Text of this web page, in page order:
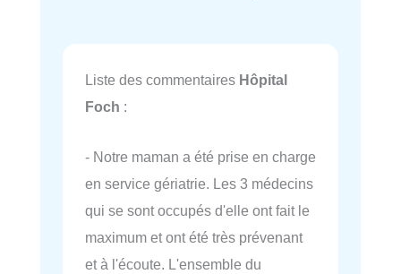
Liste des commentaires Hôpital
Foch :
- Notre maman a été prise en charge
en service gériatrie. Les 3 médecins
qui se sont occupés d'elle ont fait le
maximum et ont été très prévenant
et à l'écoute. L'ensemble du